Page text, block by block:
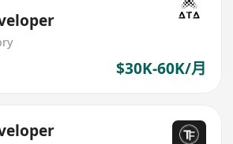
$30K-60K/月